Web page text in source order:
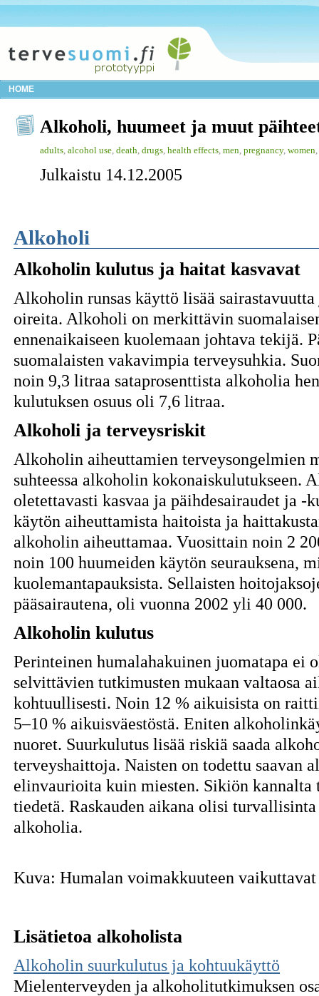
HOME
Alkoholi, huumeet ja muut
adults alcohol use death drugs health effects men pregnancy, women
Julkaistu 14.12.2005
Alkoholi
Alkoholin kulutus ja haitat kasvavat
Alkoholin runsas käyttö lisää
oireita. Alkoholi on merkittävin
ennenaikaiseen kuolemaan johtava tekijä.
suomalaisten vakavimpia terveysuhkia.
noin 9,3 litraa sataprosenttista alkoholia
kulutuksen osuus oli 7,6 litraa.
Alkoholi ja terveysriskit
Alkoholin aiheuttamien terveysongelmien
suhteessa alkoholin kokonaiskulutukseen.
oletettavasti kasvaa ja päihdesairaudet ja -
käytön aiheuttamista haitoista ja
alkoholin aiheuttamaa. Vuosittain noin 2
noin 100 huumeiden käytön seurauksena,
kuolemantapauksista. Sellaisten
pääsairautena, oli vuonna 2002 yli 40 000.
Alkoholin kulutus
Perinteinen humalahakuinen juomatapa ei
selvittävien tutkimusten mukaan valtaosa
kohtuullisesti. Noin 12 % aikuisista on
5–10 % aikuisväestöstä. Eniten
nuoret. Suurkulutus lisää riskiä saada
terveyshaittoja. Naisten on todettu saavan
elinvaurioita kuin miesten. Sikiön
tiedetä. Raskauden aikana olisi
alkoholia.
Kuva: Humalan voimakkuuteen
Lisätietoa alkoholista
Alkoholin suurkulutus ja kohtuukäyttö
Mielenterveyden ja alkoholitutkimuksen